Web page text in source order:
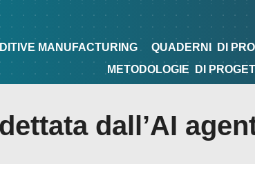
DI PROGETTAZIONE TIPS&TRICKS
MANUFACTURING QUADERNI DI
METODOLOGIE
DI
dall’AI